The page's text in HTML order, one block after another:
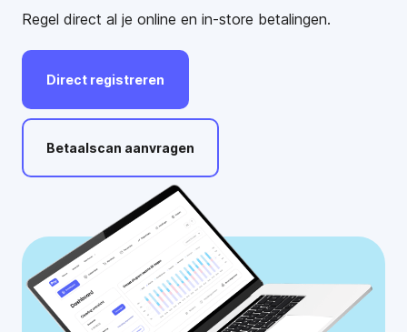
Regel direct al je online en in-store betalingen.
Direct registreren
Betaalscan aanvragen